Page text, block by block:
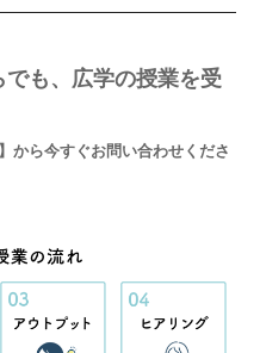
も、広学の授業を受
から今すぐお問い合わせくださ